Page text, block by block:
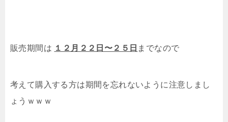
販売期間は １２月２２日〜２５日 までなので
考えて購入する方は期間を忘れないように注意しまし
ょうｗｗｗ